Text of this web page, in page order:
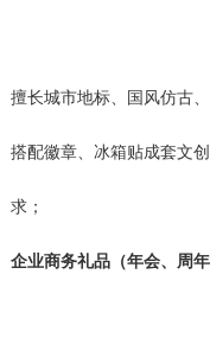
擅长城市地标、国风仿古
搭配徽章、冰箱贴成套文
求；
企业商务礼品（年会、周年